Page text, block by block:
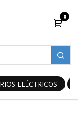
0
ELÉCTRICOS